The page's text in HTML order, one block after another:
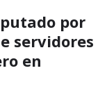
por
servidores
en